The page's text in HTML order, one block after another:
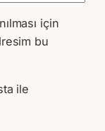
için
bu
ile